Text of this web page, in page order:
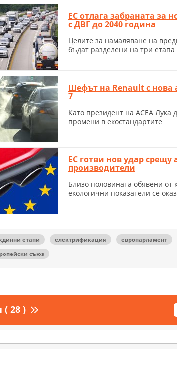
ЕС отлага забраната за
с ДВГ до 2040 година
Целите за намаляване на
бъдат разделени на три етапа
Шефът на Renault с нова
7
Като президент на ACEA Лука
промени в екостандартите
ЕС готви нов удар
производители
Близо половината обявени от
екологични показатели се
етапи електрификация европарламент
съюз
( 28 )